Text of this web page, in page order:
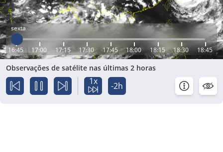
sexta
16:45 17:00 17:15 17:30 17:45 18:00 18:15 18:30 18:45
Observações de satélite nas últimas 2 horas
1x -2h